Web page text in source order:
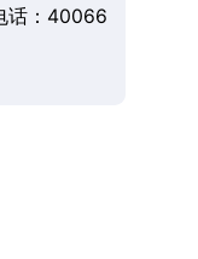
话：40066